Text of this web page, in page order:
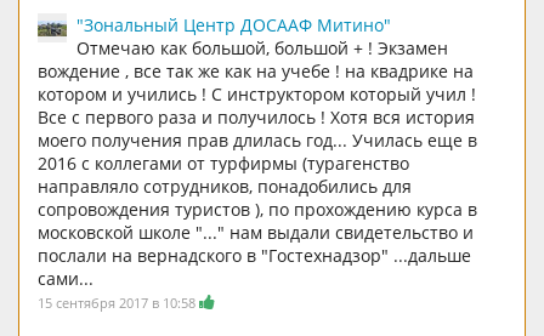
"Зональный Центр ДОСААФ Митино"
Отмечаю как большой, большой + ! Экзамен
вождение , все так же как на учебе ! на квадрике на
котором и учились ! С инструктором который учил !
Все с первого раза и получилось ! Хотя вся история
моего получения прав длилась год... Училась еще в
2016 с коллегами от турфирмы (турагенство
направляло сотрудников, понадобились для
сопровождения туристов ), по прохождению курса в
московской школе "..." нам выдали свидетельство и
послали на вернадского в "Гостехнадзор" ...дальше
сами...
15 сентября 2017 в 10:58